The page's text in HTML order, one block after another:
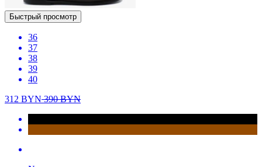
Быстрый просмотр
36
37
38
39
40
312 BYN390BYN